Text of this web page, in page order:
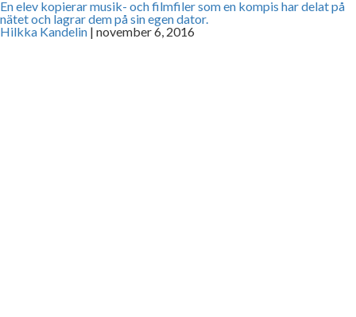
En elev kopierar musik- och filmfiler som en kompis har delat på
nätet och lagrar dem på sin egen dator.
Hilkka Kandelin | november 6, 2016